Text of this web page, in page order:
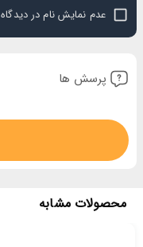
1 Star
2 Stars
3 Stars
4 Stars
5 Stars
عدم نمایش نام در دیدگاه
پرسش ها
محصولات مشابه